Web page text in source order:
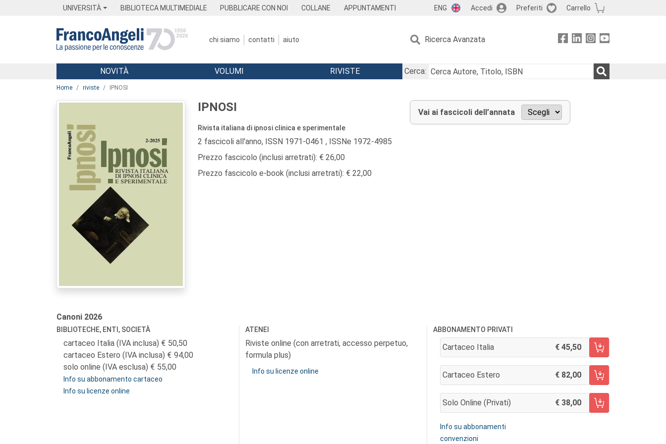
UNIVERSITÀ BIBLIOTECA MULTIMEDIALE PUBBLICARE CON NOI COLLANE APPUNTAMENTI ENG Accedi Preferiti Carrello
chi siamo contatti aiuto Ricerca Avanzata
Menu
NOVITÀ VOLUMI RIVISTE
Cerca:
Home riviste IPNOSI
IPNOSI
Rivista italiana di ipnosi clinica e sperimentale
2 fascicoli all'anno, ISSN 1971-0461 , ISSNe 1972-4985
Prezzo fascicolo (inclusi arretrati): € 26,00
Prezzo fascicolo e-book (inclusi arretrati): € 22,00
Vai ai fascicoli dell’annata
Canoni 2026
BIBLIOTECHE, ENTI, SOCIETÀ
cartaceo Italia (IVA inclusa)
50,50
cartaceo Estero (IVA inclusa)
94,00
solo online (IVA esclusa)
55,00
Info su abbonamento cartaceo
Info su licenze online
ATENEI
Riviste online (con arretrati, accesso perpetuo,
formula plus)
Info su licenze online
ABBONAMENTO PRIVATI
Cartaceo Italia 45,50
AGGIUNGI AL CARRELLO
Cartaceo Estero 82,00
AGGIUNGI AL CARRELLO
Solo Online (privati) 38,00
AGGIUNGI AL CARRELLO
Info su abbonamenti
convenzioni